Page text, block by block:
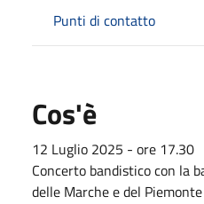
Punti di contatto
Cos'è
12 Luglio 2025 - ore 17.30
Concerto bandistico con la
delle Marche e del Piemonte